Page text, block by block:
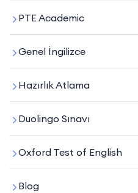
PTE Academic
Genel İngilizce
Hazırlık Atlama
Duolingo Sınavı
Oxford Test of English
Blog